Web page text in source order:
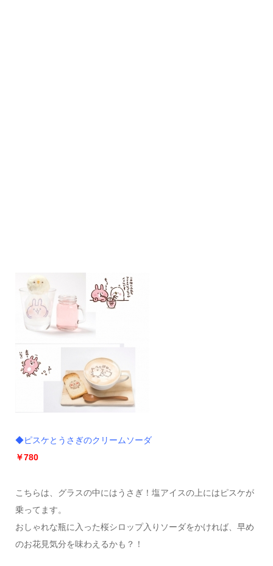
◆ピスケとうさぎのクリームソーダ
￥780
こちらは、グラスの中にはうさぎ！塩アイスの上にはピスケが
乗ってます。
おしゃれな瓶に入った桜シロップ入りソーダをかければ、早め
のお花見気分を味わえるかも？！